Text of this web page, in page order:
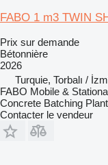
FABO 1 m3 TWIN
Prix sur demande
Bétonnière
2026
Turquie, Torbalı /
FABO Mobile &
Concrete Batching
Contacter le vendeur